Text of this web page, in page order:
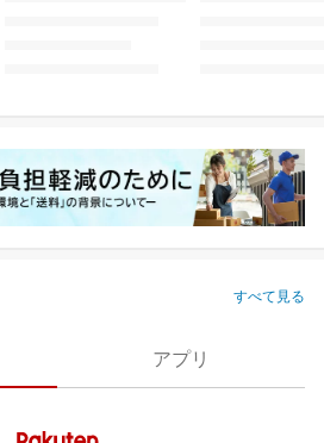
すべて見る
アプリ